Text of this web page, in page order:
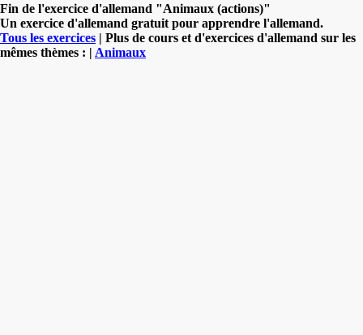
Fin de l'exercice d'allemand "Animaux (actions)"
Un exercice d'allemand gratuit pour apprendre l'allemand.
Tous les exercices | Plus de cours et d'exercices d'allemand sur les
mêmes thèmes : | Animaux